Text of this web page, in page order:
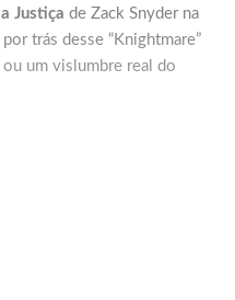
Justiça de Zack Snyder na
trás desse “Knightmare”
um vislumbre real do